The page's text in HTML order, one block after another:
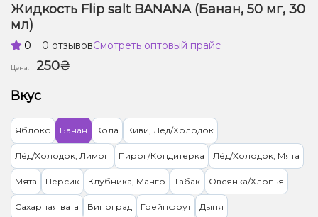
Жидкость Flip salt BANANA (Банан, 50 мг, 30
мл)
0 0 отзывовСмотреть оптовый прайс
Цена:
250₴
Вкус
Яблоко Банан Кола Киви, Лёд/Холодок
Лёд/Холодок, Лимон Пирог/Кондитерка Лёд/Холодок, Мята
Мята Персик Клубника, Манго Табак Овсянка/Хлопья
Сахарная вата Виноград Грейпфрут Дыня